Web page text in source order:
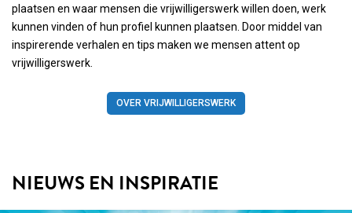
plaatsen en waar mensen die vrijwilligerswerk willen doen, werk
kunnen vinden of hun profiel kunnen plaatsen. Door middel van
inspirerende verhalen en tips maken we mensen attent op
vrijwilligerswerk.
OVER VRIJWILLIGERSWERK
NIEUWS EN INSPIRATIE